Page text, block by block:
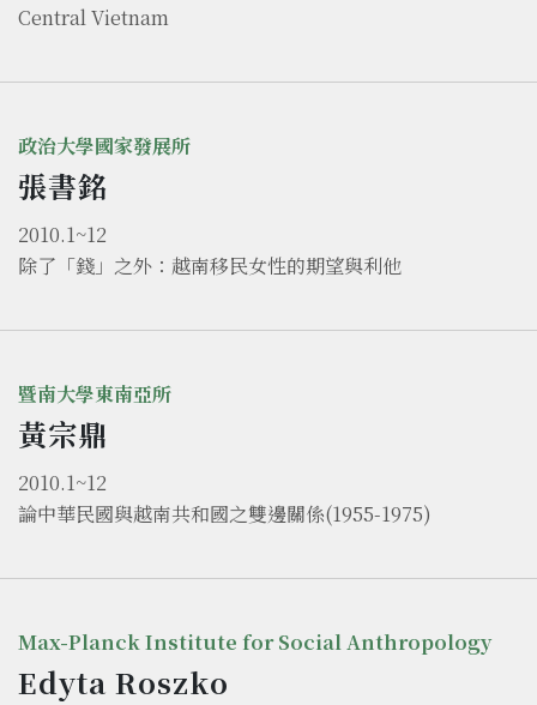
Central Vietnam
政治大學國家發展所
張書銘
2010.1~12
除了「錢」之外：越南移民女性的期望與利他
暨南大學東南亞所
黃宗鼎
2010.1~12
論中華民國與越南共和國之雙邊關係(1955-1975)
Max-Planck Institute for Social Anthropology
Edyta Roszko